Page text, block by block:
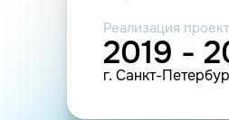
Западный РЭС - 2
Западный РЭС - 5
Реализация
2019 -
г. Санкт-